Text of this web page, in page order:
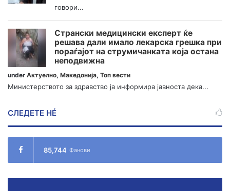
говори...
Странски медицински експерт ќе
решава дали имало лекарска грешка при
пораѓајот на струмичанката која остана
неподвижна
under Актуелно, Македонија, Топ вести
Министерството за здравство ја информира јавноста дека...
СЛЕДЕТЕ НÉ
85,744 Фанови